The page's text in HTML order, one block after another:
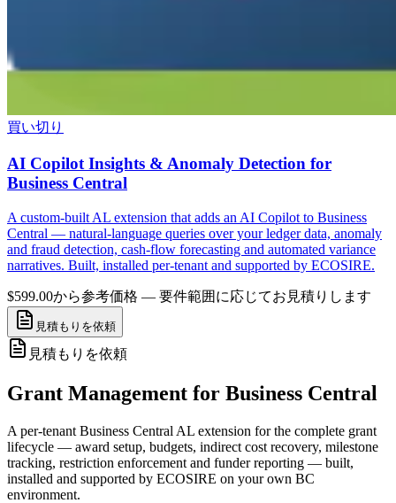
買い切り
AI Copilot Insights & Anomaly Detection for
Business Central
A custom-built AL extension that adds an AI Copilot to Business
Central — natural-language queries over your ledger data, anomaly
and fraud detection, cash-flow forecasting and automated variance
narratives. Built, installed per-tenant and supported by ECOSIRE.
$599.00から参考価格 — 要件範囲に応じてお見積りします
見積もりを依頼
見積もりを依頼
Grant Management for Business Central
A per-tenant Business Central AL extension for the complete grant
lifecycle — award setup, budgets, indirect cost recovery, milestone
tracking, restriction enforcement and funder reporting — built,
installed and supported by ECOSIRE on your own BC
environment.